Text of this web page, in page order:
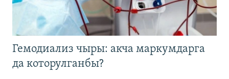
Гемодиализ чыры: акча маркумдарга
да которулганбы?